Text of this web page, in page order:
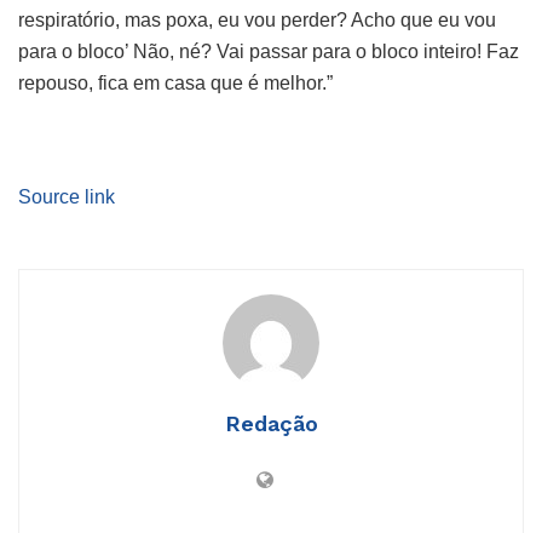
respiratório, mas poxa, eu vou perder? Acho que eu vou
para o bloco’ Não, né? Vai passar para o bloco inteiro! Faz
repouso, fica em casa que é melhor.”
Source link
Redação